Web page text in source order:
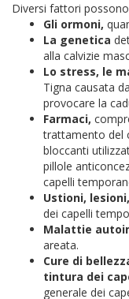
Diversi fattori
Gli ormoni,
La genetica
alla calvizie
Lo stress, le
Tigna causata
provocare la
Farmaci,
trattamento del
bloccanti
pillole
capelli
Ustioni,
dei capelli
Malattie
areata.
Cure di
tintura dei
generale dei